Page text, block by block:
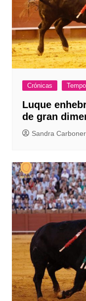
Crónicas
Luque
de gran
Sandra